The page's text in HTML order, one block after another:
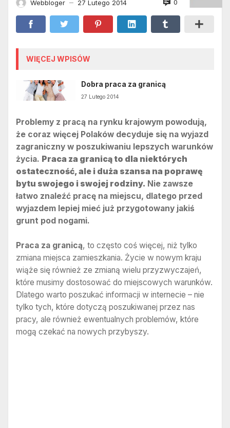
Webbloger — 27 Lutego 2014 0
WIĘCEJ WPISÓW
Dobra praca za granicą
27 Lutego 2014
Problemy z pracą na rynku krajowym powodują,
że coraz więcej Polaków decyduje się na wyjazd
zagraniczny w poszukiwaniu lepszych warunków
życia. Praca za granicą to dla niektórych
ostateczność, ale i duża szansa na poprawę
bytu swojego i swojej rodziny. Nie zawsze
łatwo znaleźć pracę na miejscu, dlatego przed
wyjazdem lepiej mieć już przygotowany jakiś
grunt pod nogami.
Praca za granicą, to często coś więcej, niż tylko
zmiana miejsca zamieszkania. Życie w nowym kraju
wiąże się również ze zmianą wielu przyzwyczajeń,
które musimy dostosować do miejscowych warunków.
Dlatego warto poszukać informacji w internecie – nie
tylko tych, które dotyczą poszukiwanej przez nas
pracy, ale również ewentualnych problemów, które
mogą czekać na nowych przybyszy.